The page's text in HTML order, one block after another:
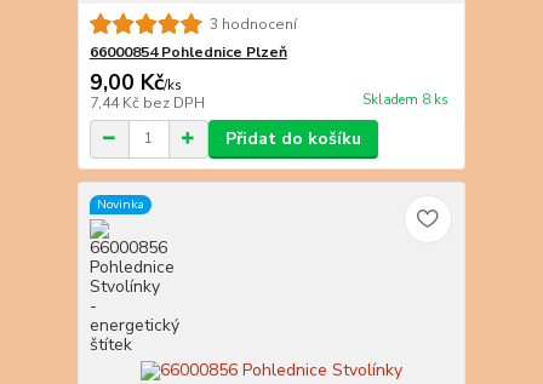
3 hodnocení
66000854 Pohlednice Plzeň
9,00 Kč/ks
7,44 Kč bez DPH Skladem 8 ks
Přidat do košíku
Novinka